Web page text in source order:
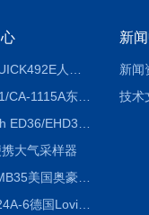
CA-1111/CA-1115A东京理化EYELA CA-1111/CA-1115A冷却水循环装置
大气采样器
MB45/MB35美国奥豪斯OHAUS MB45/MB35卤素红外水分测定仪
ET99724A-6德国Lovibond ET99724A-6微电脑BOD测定仪
新
新闻
技术